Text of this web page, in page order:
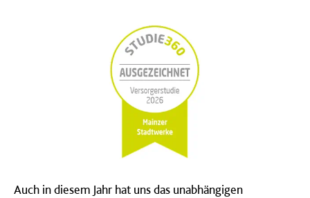
Auch in diesem Jahr hat uns das unabhängigen